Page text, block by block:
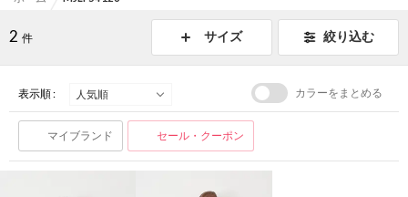
2 件 サイズ 絞り込む
表示順 : カラーをまとめる
マイブランド セール・クーポン